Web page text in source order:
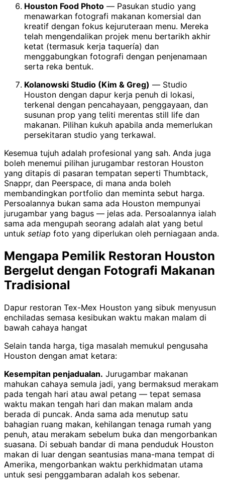
Houston Food Photo — Pasukan studio yang
menawarkan fotografi makanan komersial dan
kreatif dengan fokus kejuruteraan menu. Mereka
telah mengendalikan projek menu bertarikh akhir
ketat (termasuk kerja taquería) dan
menggabungkan fotografi dengan penjenamaan
serta reka bentuk.
Kolanowski Studio (Kim & Greg) — Studio
Houston dengan dapur kerja penuh di lokasi,
terkenal dengan pencahayaan, penggayaan, dan
susunan prop yang teliti merentas still life dan
makanan. Pilihan kukuh apabila anda memerlukan
persekitaran studio yang terkawal.
Kesemua tujuh adalah profesional yang sah. Anda juga
boleh menemui pilihan jurugambar restoran Houston
yang ditapis di pasaran tempatan seperti Thumbtack,
Snappr, dan Peerspace, di mana anda boleh
membandingkan portfolio dan meminta sebut harga.
Persoalannya bukan sama ada Houston mempunyai
jurugambar yang bagus — jelas ada. Persoalannya ialah
sama ada mengupah seorang adalah alat yang betul
untuk setiap foto yang diperlukan oleh perniagaan anda.
Mengapa Pemilik Restoran Houston
Bergelut dengan Fotografi Makanan
Tradisional
Dapur restoran Tex-Mex Houston yang sibuk menyusun
enchiladas semasa kesibukan waktu makan malam di
bawah cahaya hangat
Selain tanda harga, tiga masalah memukul pengusaha
Houston dengan amat ketara:
Kesempitan penjadualan. Jurugambar makanan
mahukan cahaya semula jadi, yang bermaksud merakam
pada tengah hari atau awal petang — tepat semasa
waktu makan tengah hari dan makan malam anda
berada di puncak. Anda sama ada menutup satu
bahagian ruang makan, kehilangan tenaga rumah yang
penuh, atau merakam sebelum buka dan mengorbankan
suasana. Di sebuah bandar di mana penduduk Houston
makan di luar dengan seantusias mana-mana tempat di
Amerika, mengorbankan waktu perkhidmatan utama
untuk sesi penggambaran adalah kos sebenar.